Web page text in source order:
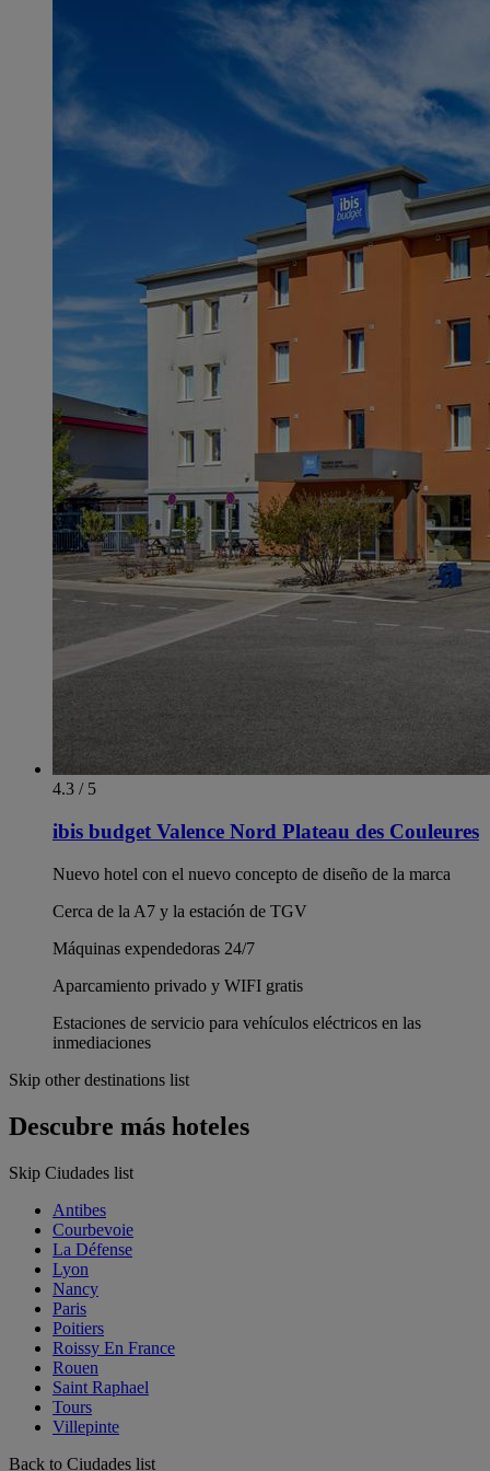
4.3 / 5
ibis budget Valence Nord Plateau des Couleures
Nuevo hotel con el nuevo concepto de diseño de la marca
Cerca de la A7 y la estación de TGV
Máquinas expendedoras 24/7
Aparcamiento privado y WIFI gratis
Estaciones de servicio para vehículos eléctricos en las
inmediaciones
Skip other destinations list
Descubre más hoteles
Skip Ciudades list
Antibes
Courbevoie
La Défense
Lyon
Nancy
Paris
Poitiers
Roissy En France
Rouen
Saint Raphael
Tours
Villepinte
Back to Ciudades list